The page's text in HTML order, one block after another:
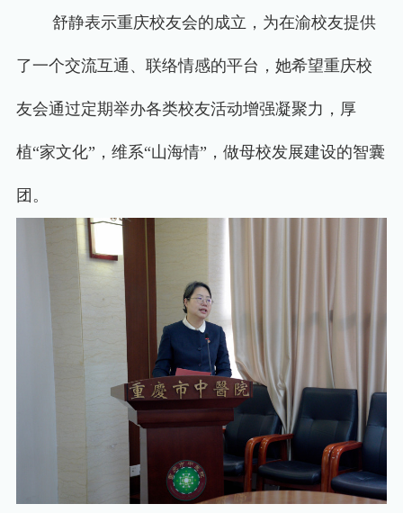
舒静表示重庆校友会的成立，为在渝校友提供
了一个交流互通、联络情感的平台，她希望重庆校
友会通过定期举办各类校友活动增强凝聚力，厚
植“家文化” ，维系“山海情” ，做母校发展建设的智囊
团。